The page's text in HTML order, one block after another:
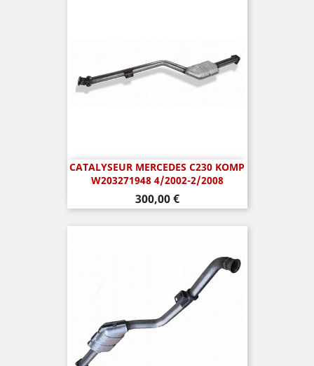
CATALYSEUR MERCEDES C230 KOMP
W203271948 4/2002-2/2008
Prix
300,00 €